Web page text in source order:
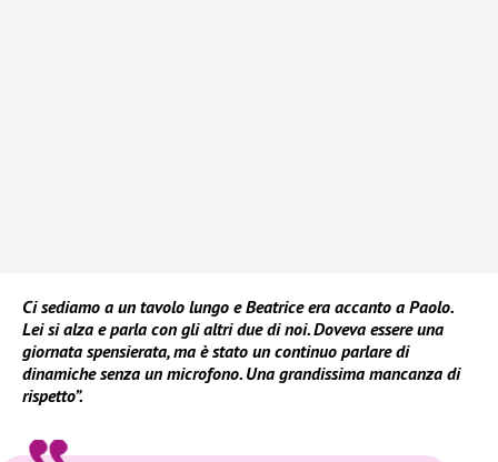
Ci sediamo a un tavolo lungo e Beatrice era accanto a Paolo.
Lei si alza e parla con gli altri due di noi. Doveva essere una
giornata spensierata, ma è stato un continuo parlare di
dinamiche senza un microfono. Una grandissima mancanza di
rispetto”.